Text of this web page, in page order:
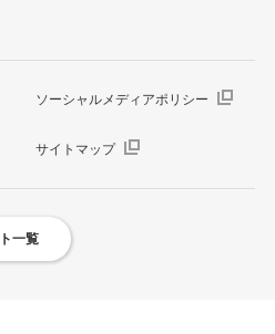
ソーシャルメディアポリシー
サイトマップ
一覧